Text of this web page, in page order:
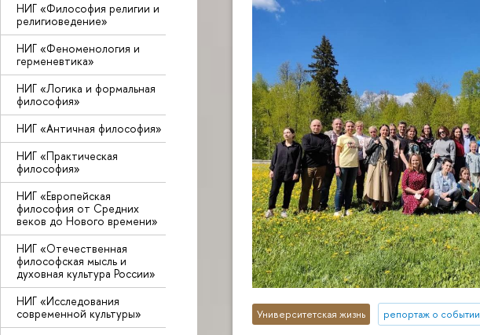
НИГ «Философия религии и
религиоведение»
НИГ «Феноменология и
герменевтика»
НИГ «Логика и формальная
философия»
НИГ «Античная философия»
НИГ «Практическая
философия»
НИГ «Европейская
философия от Средних
веков до Нового времени»
НИГ «Отечественная
философская мысль и
духовная культура России»
НИГ «Исследования
современной культуры»
Университетская жизнь репортаж о событии